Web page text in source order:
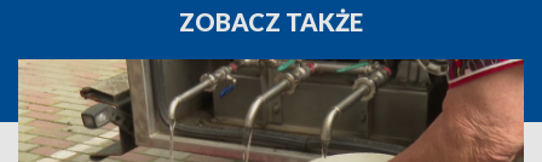
ZOBACZ TAKŻE